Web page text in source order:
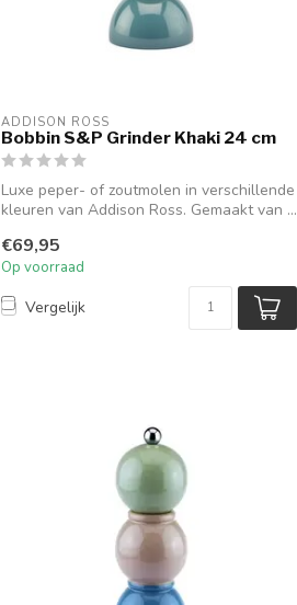
ADDISON ROSS
Bobbin S&P Grinder Khaki 24 cm
Luxe peper- of zoutmolen in verschillende
kleuren van Addison Ross. Gemaakt van ...
€69,95
Op voorraad
Vergelijk